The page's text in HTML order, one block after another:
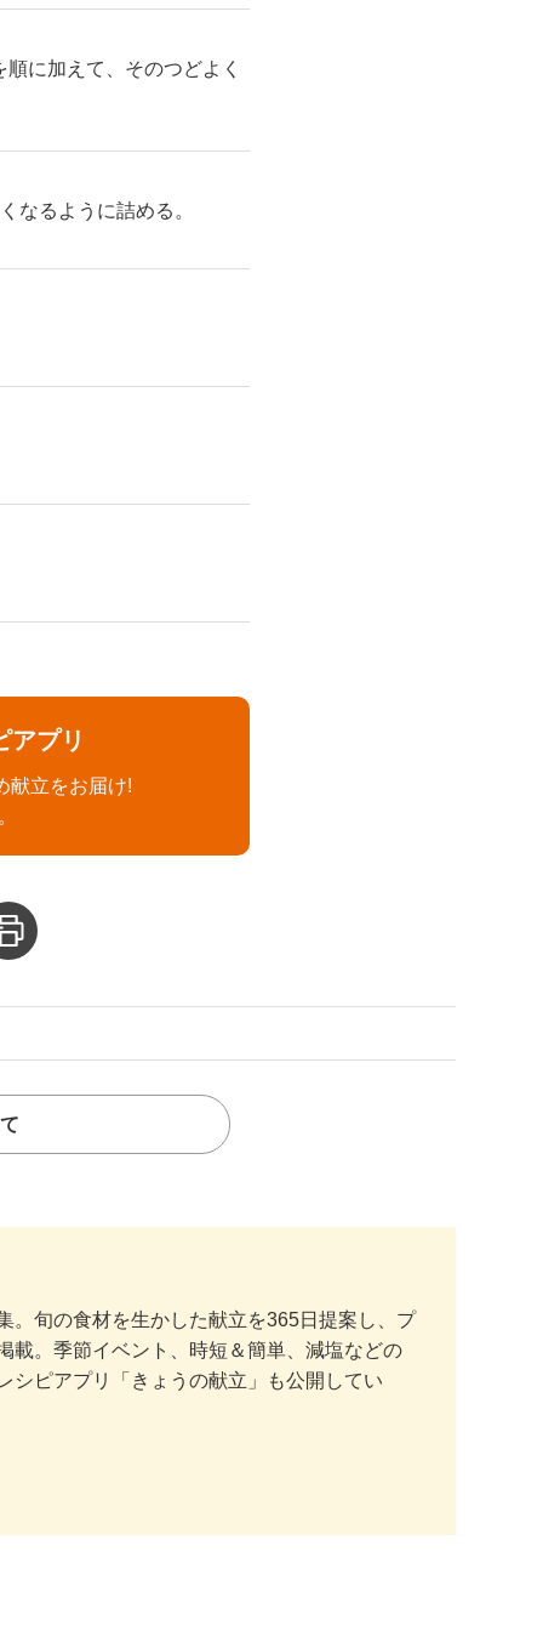
に加えて、そのつどよく
なるように詰める。
アプリ
献立をお届け!
。旬の食材を生かした献立を365日提案し、プ
載。季節イベント、時短＆簡単、減塩などの
シピアプリ「きょうの献立」も公開してい